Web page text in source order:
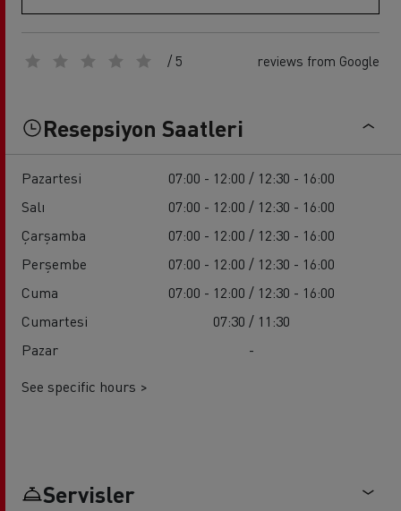
/ 5 reviews from Google
Resepsiyon Saatleri
Pazartesi
07:00 - 12:00 / 12:30 - 16:00
Salı
07:00 - 12:00 / 12:30 - 16:00
Çarşamba
07:00 - 12:00 / 12:30 - 16:00
Perşembe
07:00 - 12:00 / 12:30 - 16:00
Cuma
07:00 - 12:00 / 12:30 - 16:00
Cumartesi
07:30 / 11:30
Pazar
-
See specific hours >
Servisler